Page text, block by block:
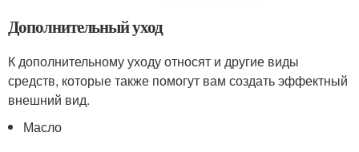
Дополнительный уход
К дополнительному уходу относят и другие виды
средств, которые также помогут вам создать эффектный
внешний вид.
Масло